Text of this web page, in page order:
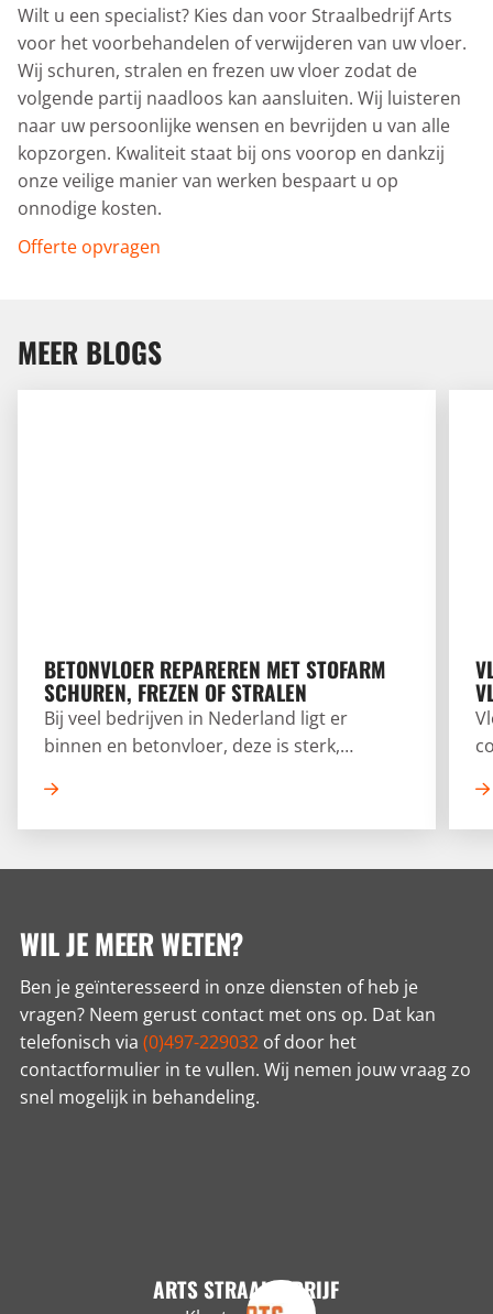
Wilt u een specialist? Kies dan voor Straalbedrijf Arts
voor het voorbehandelen of verwijderen van uw vloer.
Wij schuren, stralen en frezen uw vloer zodat de
volgende partij naadloos kan aansluiten. Wij luisteren
naar uw persoonlijke wensen en bevrijden u van alle
kopzorgen. Kwaliteit staat bij ons voorop en dankzij
onze veilige manier van werken bespaart u op
onnodige kosten.
Offerte opvragen
MEER BLOGS
BETONVLOER REPAREREN MET STOFARM
SCHUREN, FREZEN OF STRALEN
Bij veel bedrijven in Nederland ligt er
binnen en betonvloer, deze is sterk,
verloop van tijd of intensief gebruik kan er
echter wel slijtage ontstaan. Denk aan
WIL JE MEER WETEN?
Ben je geïnteresseerd in onze diensten of heb je
vragen? Neem gerust contact met ons op. Dat kan
telefonisch via (0)497-229032 of door het
contactformulier in te vullen. Wij nemen jouw vraag zo
snel mogelijk in behandeling.
ARTS STRAALBEDRIJF